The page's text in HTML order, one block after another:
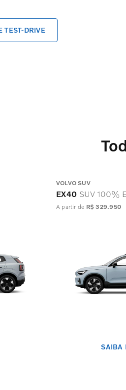
TEST-DRIVE
VOLVO SUV
EX40 SUV 100%
A partir de R$ 329.950
SAIBA